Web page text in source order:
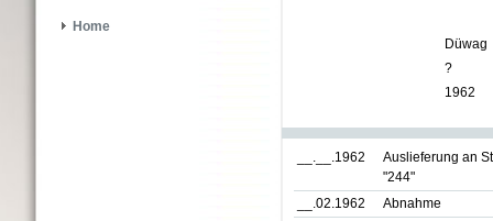
Home
Düwag
?
1962
__.__.1962
Auslieferung an
"244"
__.02.1962
Abnahme